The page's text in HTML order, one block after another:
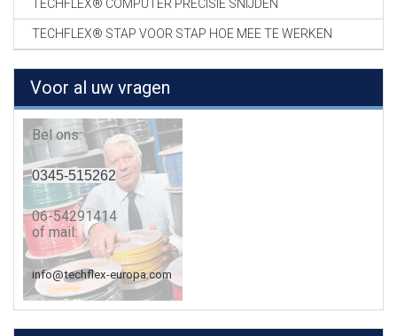
TECHFLEX® COMPUTER PRECISIE SNIJDEN
TECHFLEX® STAP VOOR STAP HOE MEE TE WERKEN
Voor al uw vragen
Bel ons:
0345-515262
06-54291414
of mail:
info@techflex-europa.com